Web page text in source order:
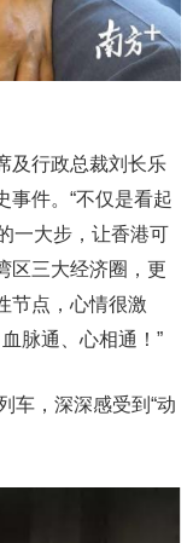
行政总裁刘长乐
事件。“不仅是看起
一大步，让香港可
区三大经济圈，更
节点，心情很激
脉通、心相通！”
，深深感受到“动